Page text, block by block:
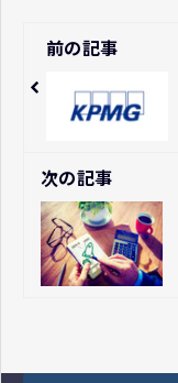
前の記事
次の記事